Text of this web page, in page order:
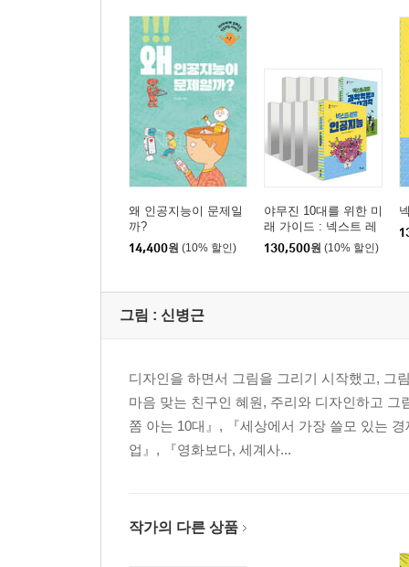
왜 인공지능이 문제일
까?
14,400원 (10% 할인)
야무진 10대를 위한 미
래 가이드 : 넥스트 레
벨 1~10권 세트
130,500원 (10% 할인)
그림 : 신병근
디자인을 하면서 그림을 그리기 시작했고, 그
마음 맞는 친구인 혜원, 주리와 디자인하고
쫌 아는 10대』, 『세상에서 가장 쓸모 있는
업』, 『영화보다, 세계사...
작가의 다른 상품